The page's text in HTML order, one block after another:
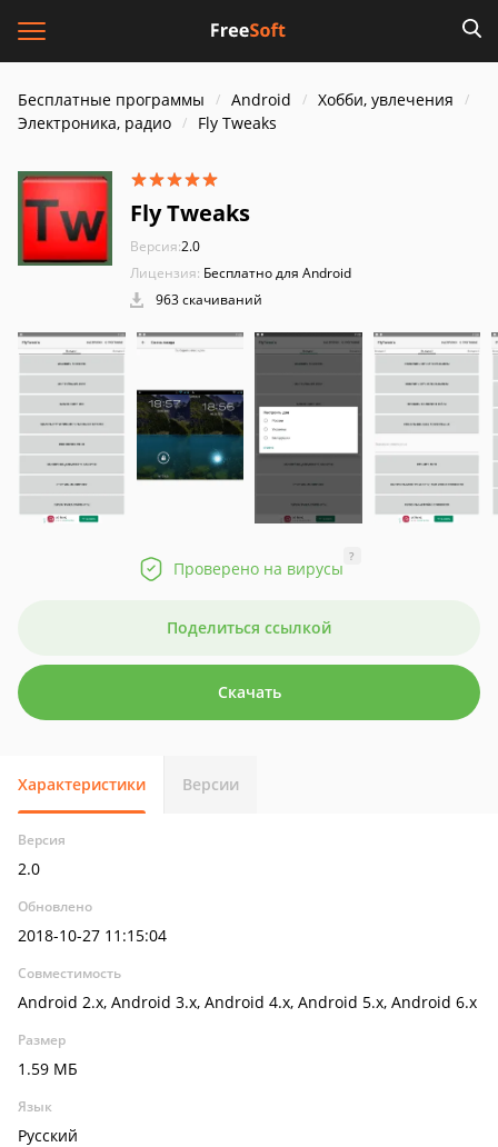
Бесплатные программы Android
Хобби, увлечения
Электроника, радио
Fly Tweaks
Fly Tweaks
Версия:2.0
Лицензия: Бесплатно для Android
963 скачиваний
Проверено на вирусы
?
Поделиться ссылкой
Скачать
Характеристики Версии
Версия
2.0
Обновлено
2018-10-27 11:15:04
Совместимость
Android 2.x, Android 3.x, Android 4.x, Android 5.x, Android 6.x
Размер
1.59 МБ
Язык
Русский